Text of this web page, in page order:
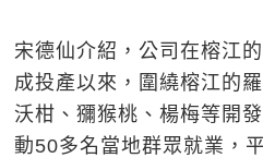
宋德仙介紹，公司在榕江
成投產以來，圍繞榕江的
沃柑、獼猴桃、楊梅等開
動50多名當地群眾就業，